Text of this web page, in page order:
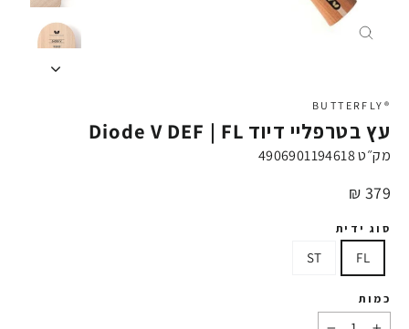
®BUTTERFLY
עץ בטרפליי דיוד Diode V DEF | FL
מק״ט4906901194618
מחיר
379 ₪
סוג ידית
FL
ST
כמות